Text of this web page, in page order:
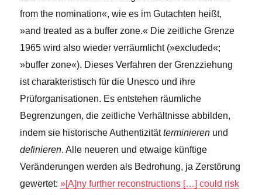
from the nomination«, wie es im Gutachten heißt,
»and treated as a buffer zone.« Die zeitliche Grenze
1965 wird also wieder verräumlicht (»excluded«;
»buffer zone«). Dieses Verfahren der Grenzziehung
ist charakteristisch für die Unesco und ihre
Prüforganisationen. Es entstehen räumliche
Begrenzungen, die zeitliche Verhältnisse abbilden,
indem sie historische Authentizitätterminieren und
definieren. Alle neueren und etwaige künftige
Veränderungen werden als Bedrohung, ja Zerstörung
gewertet:»[A]ny further reconstructions […] could risk